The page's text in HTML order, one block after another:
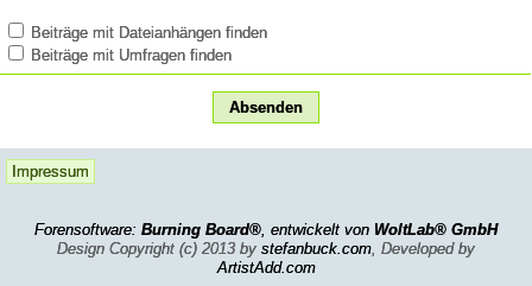
Beiträge mit Dateianhängen finden
Beiträge mit Umfragen finden
Impressum
Forensoftware: Burning Board®, entwickelt von WoltLab® GmbH
Design Copyright (c) 2013 by stefanbuck.com, Developed by
ArtistAdd.com